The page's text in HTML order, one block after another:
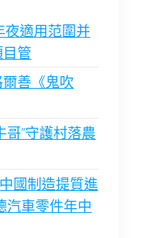
夜適用范圍并
管
善《鬼吹
哥”守護村落農
國制造提質進
汽車零件年中